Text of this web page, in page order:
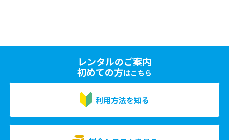
レンタルのご案内
初めての方はこちら
利用方法を知る